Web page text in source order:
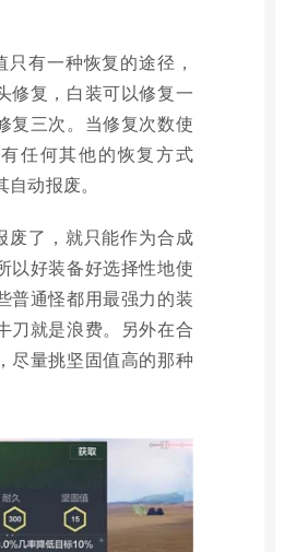
只有一种恢复的途径，
修复，白装可以修复一
复三次。当修复次数使
任何其他的恢复方式
动报废。
废了，就只能作为合成
以好装备好选择性地使
普通怪都用最强力的装
刀就是浪费。另外在合
尽量挑坚固值高的那种